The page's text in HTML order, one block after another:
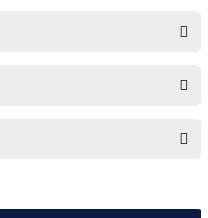
öneri formunu kullanarak tarafımıza
yorumu siz yapın!